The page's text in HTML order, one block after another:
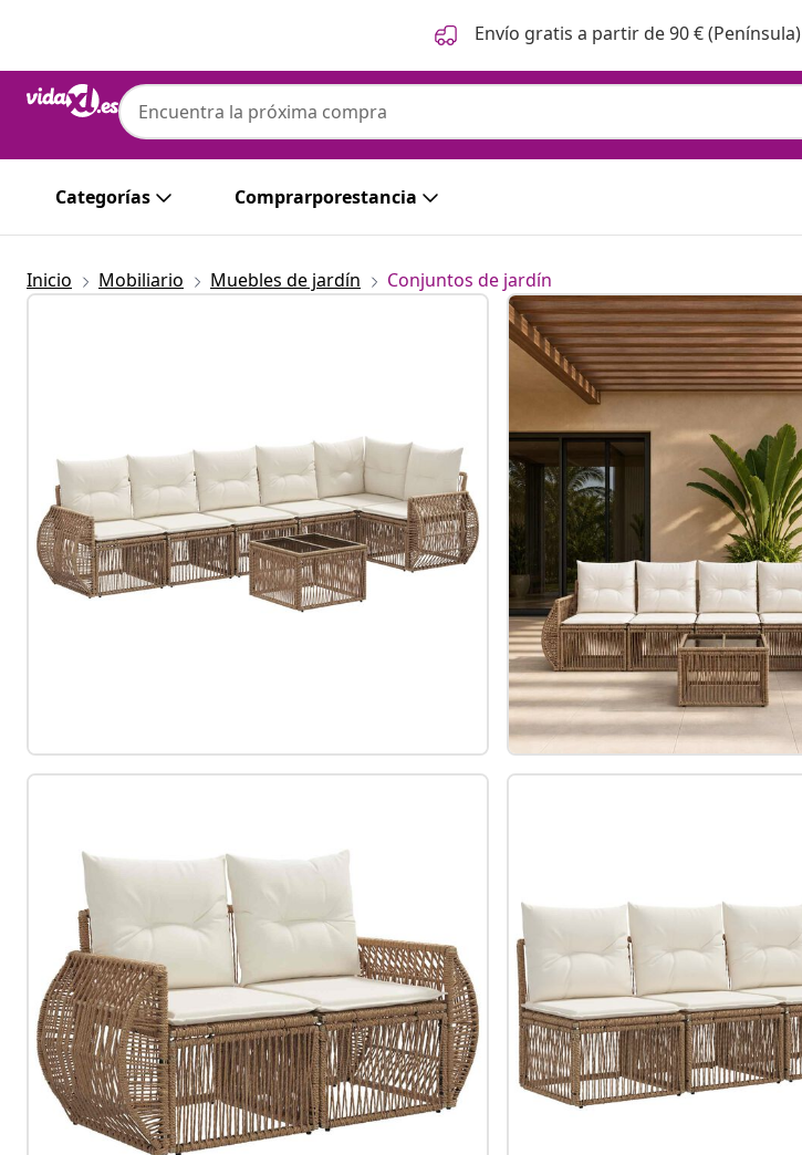
Envío gratis a partir de 90 € (Península)
Categorías Comprarporestancia
Inicio Mobiliario Muebles de jardín Conjuntos de jardín